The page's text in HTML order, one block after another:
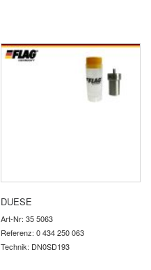
DUESE
Art-Nr: 35 5063
Referenz: 0 434 250 063
Technik: DN0SD193